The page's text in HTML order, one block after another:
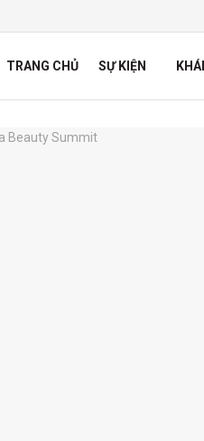
TRANG CHỦ SỰ KIỆN